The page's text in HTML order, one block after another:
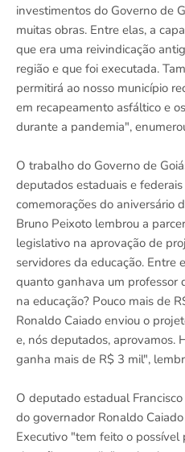
investimentos do Governo de
muitas obras. Entre elas, a
que era uma reivindicação
região e que foi executada.
permitirá ao nosso município
em recapeamento asfáltico e
durante a pandemia",
O trabalho do Governo de
deputados estaduais e
comemorações do aniversário
Bruno Peixoto lembrou a
legislativo na aprovação de
servidores da educação. Entre
quanto ganhava um professor
na educação? Pouco mais de
Ronaldo Caiado enviou o
e, nós deputados, aprovamos.
ganha mais de R$ 3 mil",
O deputado estadual
do governador Ronaldo
Executivo "tem feito o possível